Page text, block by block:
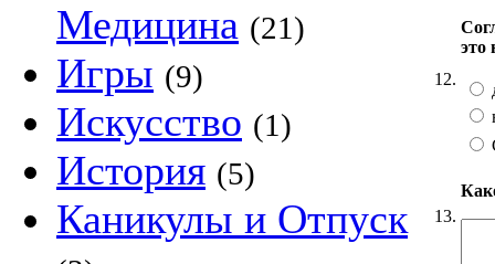
Медицина (21)
Игры (9)
Искусство (1)
История (5)
Каникулы и Отпуск
12.
это
13.